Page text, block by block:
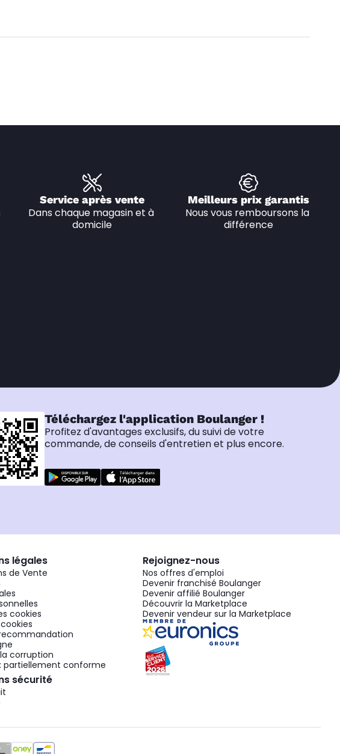
Service après vente
Dans chaque magasin et à
domicile
Meilleurs prix garantis
Nous vous remboursons la
différence
Téléchargez l'application Boulanger !
Profitez d'avantages exclusifs, du suivi de votre
commande, de conseils d'entretien et plus encore.
légales
de Vente
cookies
corruption
partiellement conforme
sécurité
Rejoignez-nous
Nos offres d'emploi
Devenir franchisé Boulanger
Devenir affilié Boulanger
Découvrir la Marketplace
Devenir vendeur sur la Marketplace